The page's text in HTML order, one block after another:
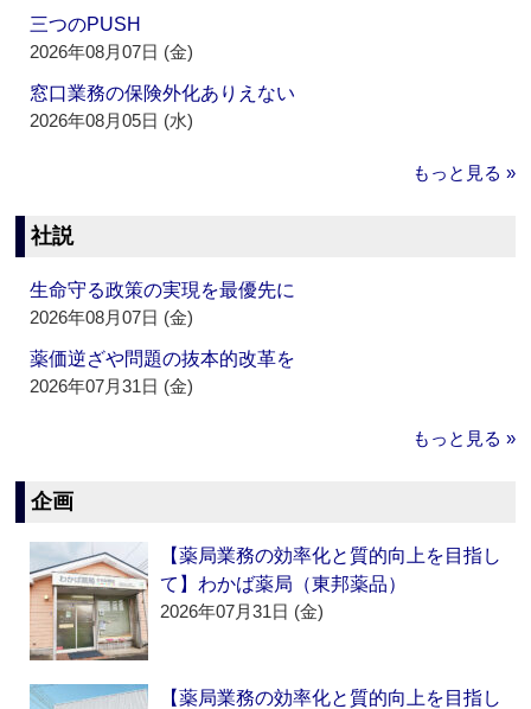
三つのPUSH
2026年08月07日 (金)
窓口業務の保険外化ありえない
2026年08月05日 (水)
もっと見る »
社説
生命守る政策の実現を最優先に
2026年08月07日 (金)
薬価逆ざや問題の抜本的改革を
2026年07月31日 (金)
もっと見る »
企画
【薬局業務の効率化と質的向上を目指し
て】わかば薬局（東邦薬品）
2026年07月31日 (金)
【薬局業務の効率化と質的向上を目指し